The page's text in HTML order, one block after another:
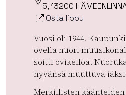
5, 13200
Osta lippu
Vuosi oli 1944.
ovella nuori
soitti ovikelloa.
hyvänsä muuttuva
Merkillisten